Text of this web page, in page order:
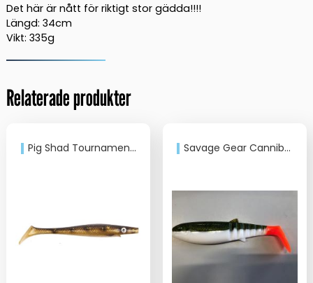
Det här är nått för riktigt stor gädda!!!!
Längd: 34cm
Vikt: 335g
Relaterade produkter
Pig Shad Tournament, 18cm Savage Gear Cannibal Shad 20cm 80gr